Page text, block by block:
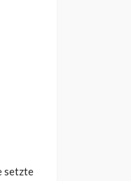
setzte